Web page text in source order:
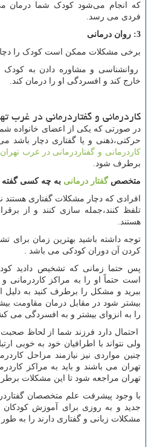
که انجام می‌شود کودک شما درمان
فردی می رسد.
3: روان درمانی
برخی مشکلات ممکن است کودک را
روانشناسی و مشاوره دادن به کودک
خارج کند و افسردگی او را درمان کند.
کاردرمانی و گفتاردرمانی در غرب
در صورتی که یکی از اعضای خانواده
حرکتی،ذهنی و یا گفتاری دچار
کاردرمانی و گفتاردرمانی در غرب تهران
برطرف شود.
متخصصگفتار درمانی به چه کسی
افرادی که دچار مشکلات گفتاری هستند
تلفظ کنند،جمله سازی کنند و از
هستند.
توجه داشته باشید بهترین زمان
کردن آن دوران کودکی می باشد .
پس حتما زمانی که تشخیص دادید
است حتماً او را به مراکز کاردرمانی
ببرید و مشکل را برطرف کنید به
بیشتر شود در مقابل درمان مقاومت
را به انزوای بیشتر و به افسردگی می
احتمال دارد فرزند شما از لحاظ
ولی نتواند با اطرافیان خود به خوبی
چنین مواردی نیز نیازمند مراحل
تهران می ‌باشند و باید به مراکز
تهران مراجعه شود تا این مشکلات
با وجود پیشرفت علم متخصصان
جدید و به روزی برای آموزش کودکان
مشکلات زبانی و گفتاری دارند را به